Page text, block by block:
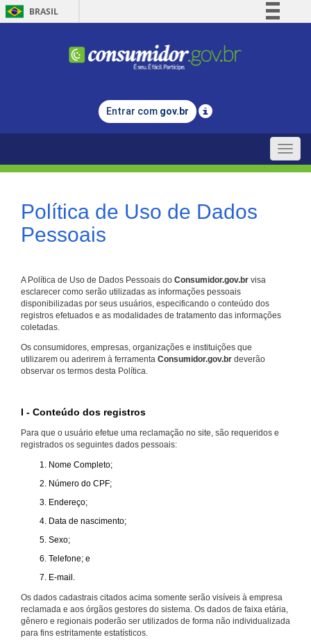
BRASIL
Comunica BR
Legislação
Entrar com gov.br
Toggle
Política de Uso de Dados
Pessoais
A Política de Uso de Dados Pessoais do Consumidor.gov.br visa
esclarecer como serão utilizadas as informações pessoais
disponibilizadas por seus usuários, especificando o conteúdo dos
registros efetuados e as modalidades de tratamento das informações
coletadas.
Os consumidores, empresas, organizações e instituições que
utilizarem ou aderirem à ferramenta Consumidor.gov.br deverão
observar os termos desta Política.
I - Conteúdo dos registros
Para que o usuário efetue uma reclamação no site, são requeridos e
registrados os seguintes dados pessoais:
Nome Completo;
Número do CPF;
Endereço;
Data de nascimento;
Sexo;
Telefone; e
E-mail.
Os dados cadastrais citados acima somente serão visíveis à empresa
reclamada e aos órgãos gestores do sistema. Os dados de faixa etária,
gênero e regionais poderão ser utilizados de forma não individualizada
para fins estritamente estatísticos.